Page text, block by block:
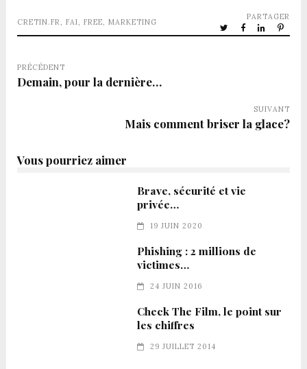
CRETIN.FR, FAI, FREE, MARKETING
PARTAGER
PRÉCÉDENT
Demain, pour la dernière…
SUIVANT
Mais comment briser la glace?
Vous pourriez aimer
Brave, sécurité et vie
privée…
19 JUIN 2020
Phishing : 2 millions de
victimes…
24 JUIN 2016
Check The Film, le point sur
les chiffres
29 JUILLET 2014